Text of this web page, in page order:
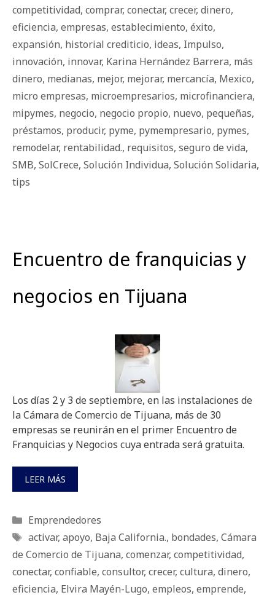
competitividad, comprar, conectar, crecer, dinero,
eficiencia, empresas, establecimiento, éxito,
expansión, historial crediticio, ideas, Impulso,
innovación, innovar, Karina Hernández Barrera, más
dinero, medianas, mejor, mejorar, mercancía, Mexico,
micro empresas, microempresarios, microfinanciera,
mipymes, negocio, negocio propio, nuevo, pequeñas,
préstamos, producir, pyme, pymempresario, pymes,
remodelar, rentabilidad., requisitos, seguro de vida,
SMB, SolCrece, Solución Individua, Solución Solidaria,
tips
Encuentro de franquicias y
negocios en Tijuana
Los días 2 y 3 de septiembre, en las instalaciones de
la Cámara de Comercio de Tijuana, más de 30
empresas se reunirán en el primer Encuentro de
Franquicias y Negocios cuya entrada será gratuita.
LEER MÁS
Categorías
Emprendedores
Etiquetas
activar, apoyo, Baja California., bondades, Cámara
de Comercio de Tijuana, comenzar, competitividad,
conectar, confiable, consultor, crecer, cultura, dinero,
eficiencia, Elvira Mayén-Lugo, empleos, emprende,